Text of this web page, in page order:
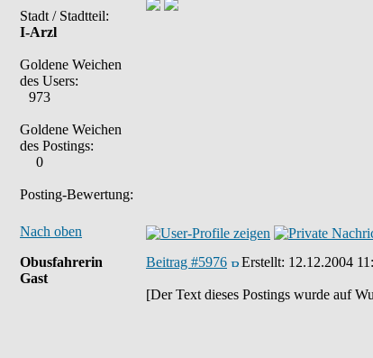
Stadt / Stadtteil:
I-Arzl
Goldene Weichen
des Users:
973
Goldene Weichen
des Postings:
0
Posting-Bewertung:
Nach oben
Obusfahrerin
Gast
Beitrag #5976 Erstellt: 12.12.2004
[Der Text dieses Postings wurde auf